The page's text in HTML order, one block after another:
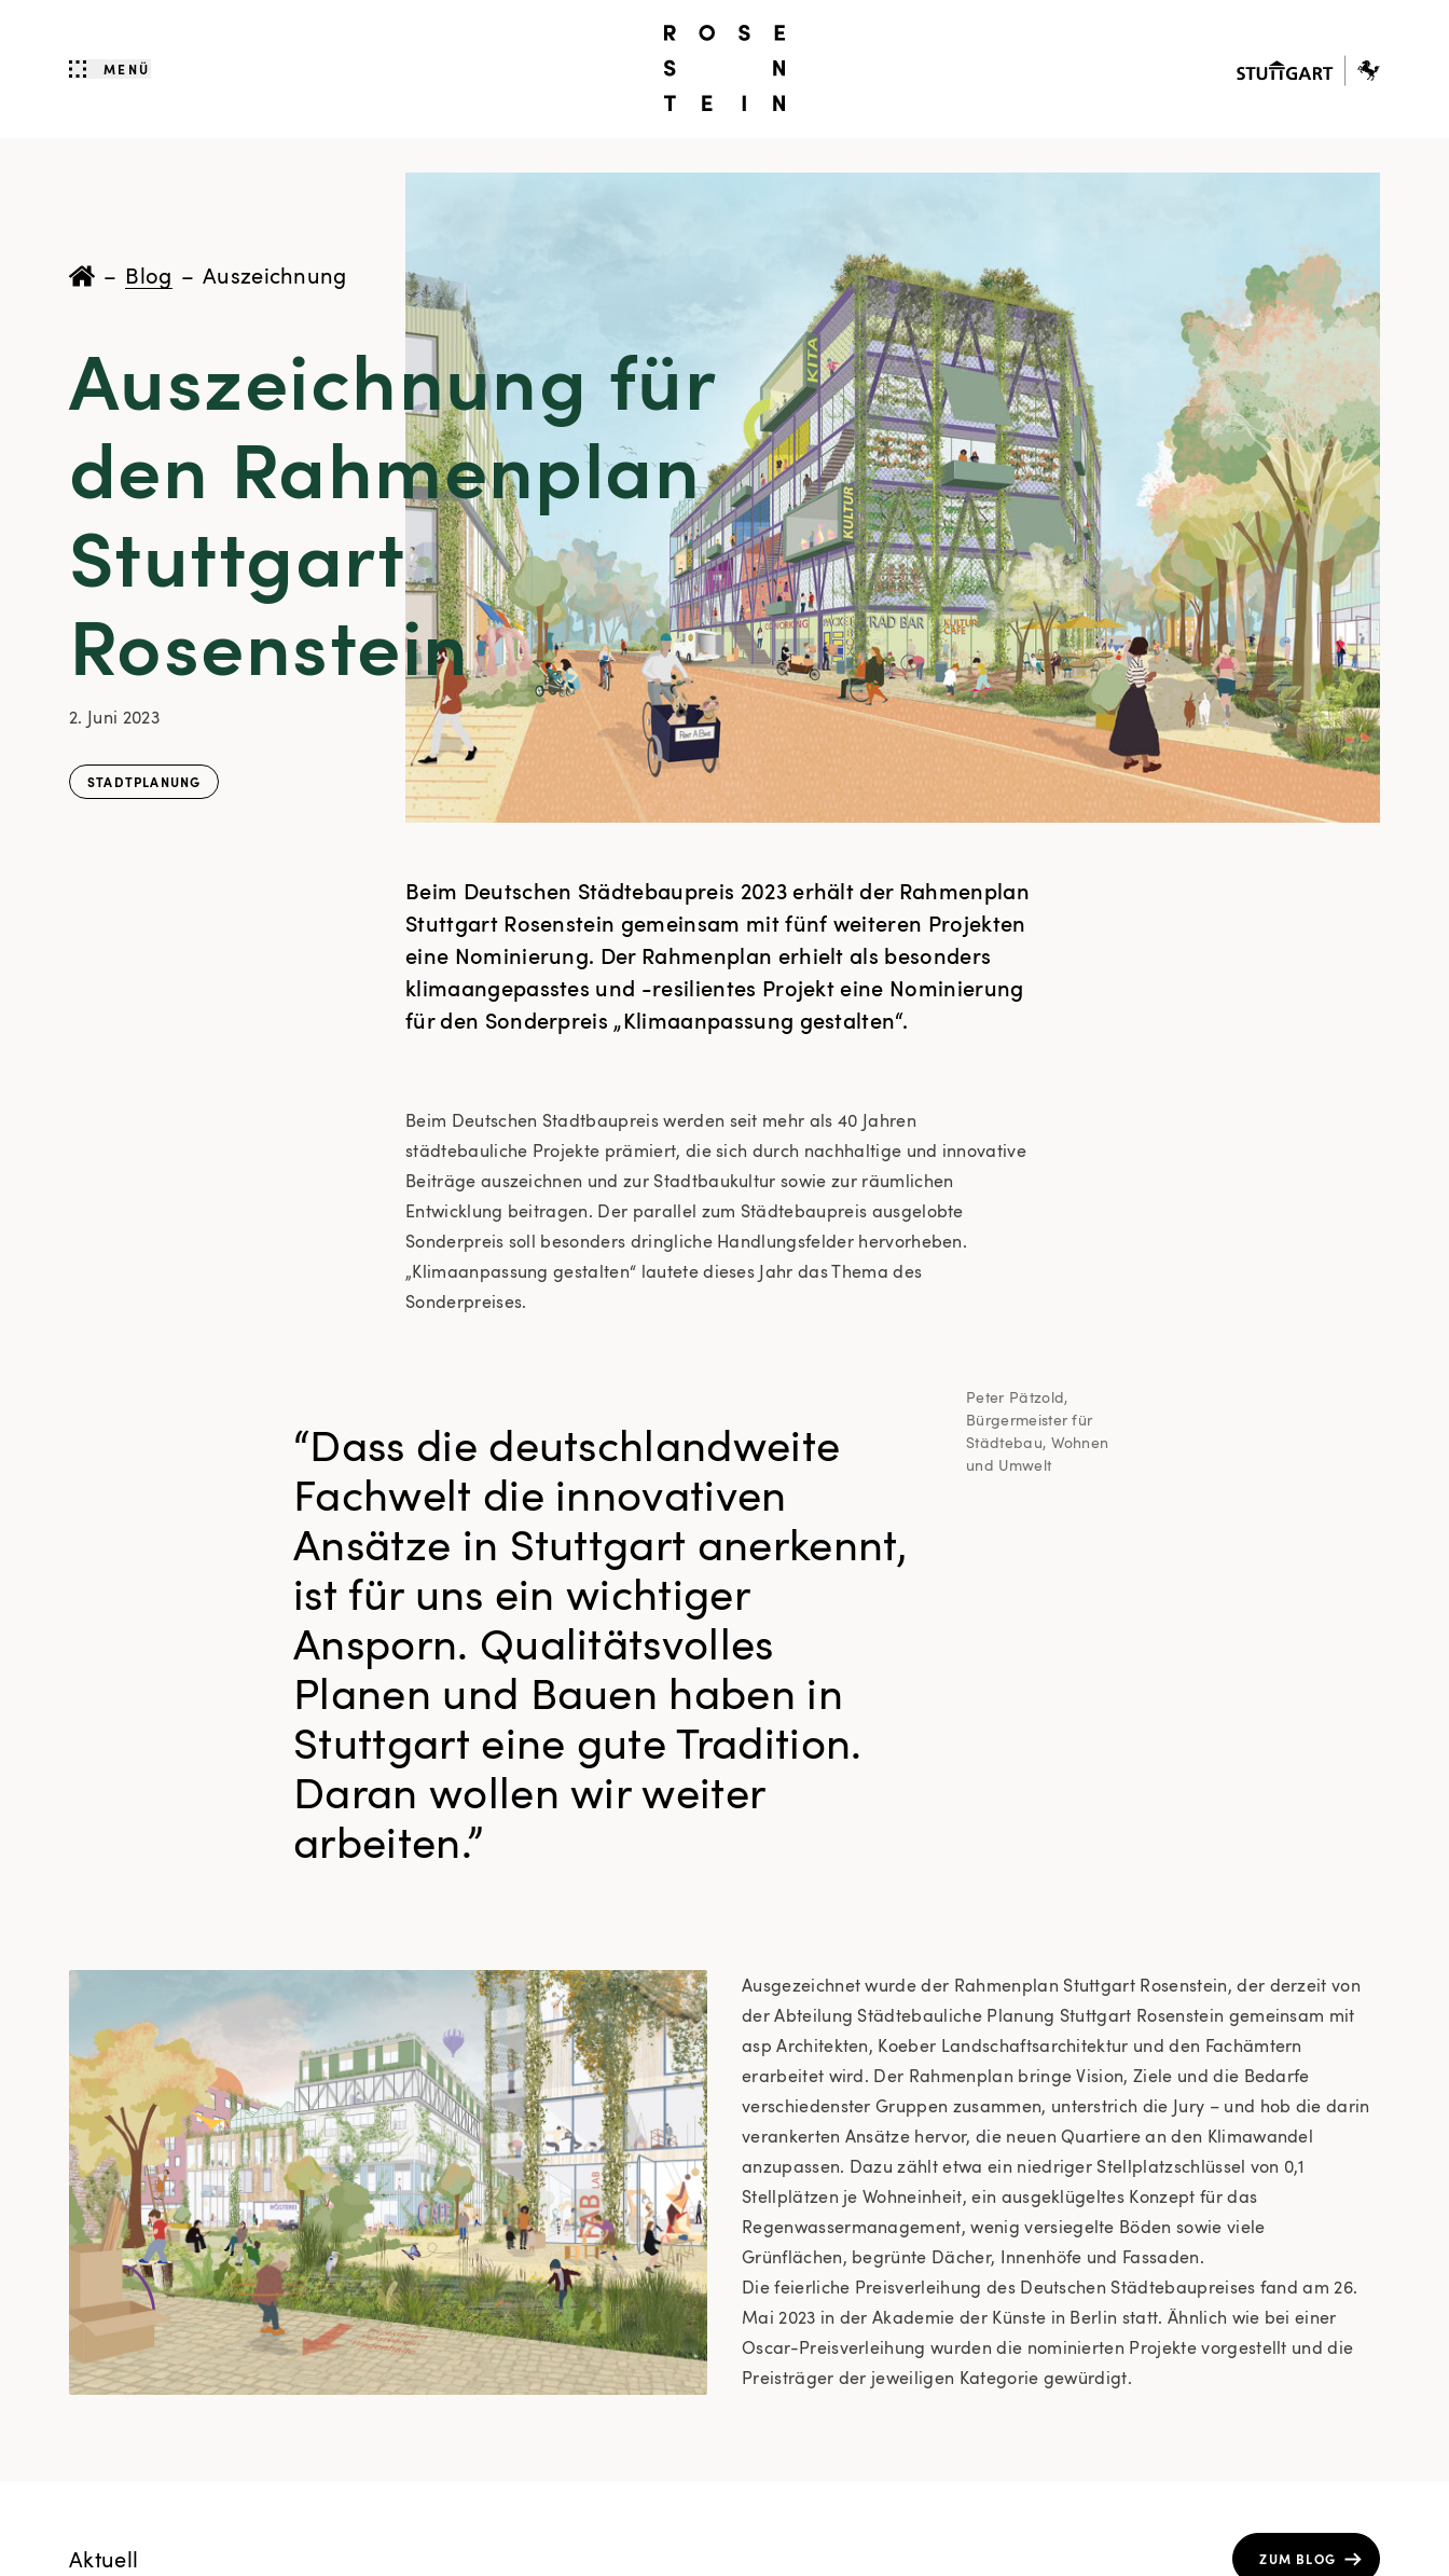
MENÜ
– Blog – Auszeichnung
Auszeichnung für
den Rahmenplan
Stuttgart
Rosenstein
2. Juni 2023
STADTPLANUNG
Beim Deutschen Städtebaupreis 2023 erhält der Rahmenplan
Stuttgart Rosenstein gemeinsam mit fünf weiteren Projekten
eine Nominierung. Der Rahmenplan erhielt als besonders
klimaangepasstes und -resilientes Projekt eine Nominierung
für den Sonderpreis „Klimaanpassung gestalten“.
Beim Deutschen Stadtbaupreis werden seit mehr als 40 Jahren
städtebauliche Projekte prämiert, die sich durch nachhaltige und innovative
Beiträge auszeichnen und zur Stadtbaukultur sowie zur räumlichen
Entwicklung beitragen. Der parallel zum Städtebaupreis ausgelobte
Sonderpreis soll besonders dringliche Handlungsfelder hervorheben.
„Klimaanpassung gestalten“ lautete dieses Jahr das Thema des
Sonderpreises.
“Dass die deutschlandweite
Fachwelt die innovativen
Ansätze in Stuttgart anerkennt,
ist für uns ein wichtiger
Ansporn. Qualitätsvolles
Planen und Bauen haben in
Stuttgart eine gute Tradition.
Daran wollen wir weiter
arbeiten.”
Peter Pätzold,
Bürgermeister für
Städtebau, Wohnen
und Umwelt
Ausgezeichnet wurde der Rahmenplan Stuttgart Rosenstein, der derzeit von
der Abteilung Städtebauliche Planung Stuttgart Rosenstein gemeinsam mit
asp Architekten, Koeber Landschaftsarchitektur und den Fachämtern
erarbeitet wird. Der Rahmenplan bringe Vision, Ziele und die Bedarfe
verschiedenster Gruppen zusammen, unterstrich die Jury – und hob die darin
verankerten Ansätze hervor, die neuen Quartiere an den Klimawandel
anzupassen. Dazu zählt etwa ein niedriger Stellplatzschlüssel von 0,1
Stellplätzen je Wohneinheit, ein ausgeklügeltes Konzept für das
Regenwassermanagement, wenig versiegelte Böden sowie viele
Grünflächen, begrünte Dächer, Innenhöfe und Fassaden.
Die feierliche Preisverleihung des Deutschen Städtebaupreises fand am 26.
Mai 2023 in der Akademie der Künste in Berlin statt. Ähnlich wie bei einer
Oscar-Preisverleihung wurden die nominierten Projekte vorgestellt und die
Preisträger der jeweiligen Kategorie gewürdigt.
Aktuell ZUM BLOG